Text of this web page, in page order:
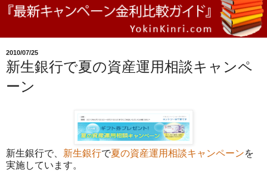
2010/07/25
新生銀行で夏の資産運用相談キャンペ
ーン
新生銀行で、 新生銀行で夏の資産運用相談キャンペーンを
実施しています。